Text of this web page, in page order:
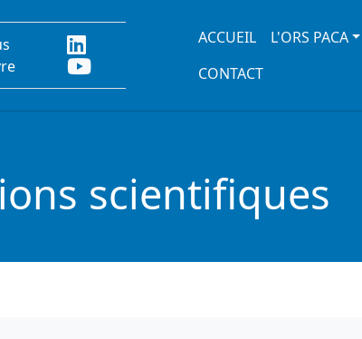
Main navigation
ACCUEIL L'ORS PACA
CONTACT
scientifiques